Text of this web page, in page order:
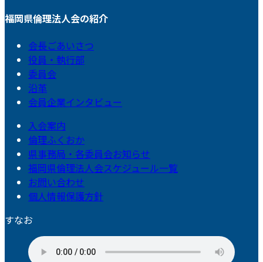
福岡県倫理法人会の紹介
会長ごあいさつ
役員・執行部
委員会
沿革
会員企業インタビュー
入会案内
倫理ふくおか
県事務局・各委員会お知らせ
福岡県倫理法人会スケジュール一覧
お問い合わせ
個人情報保護方針
すなお